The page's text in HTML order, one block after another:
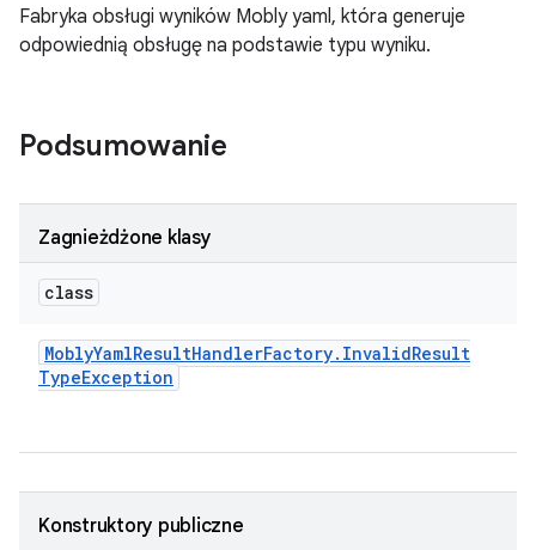
Fabryka obsługi wyników Mobly yaml, która generuje
odpowiednią obsługę na podstawie typu wyniku.
Podsumowanie
Zagnieżdżone klasy
class
MoblyYamlResultHandlerFactory. InvalidResult
TypeException
Konstruktory publiczne